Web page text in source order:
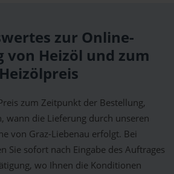
zur Online-
von Heizöl und zum
Heizölpreis
zum Zeitpunkt der Bestellung,
wann die Lieferung durch unseren
von Graz-Liebenau erfolgt. Bei
Sie sofort nach Eingabe des Auftrages
wo Ihnen die Konditionen